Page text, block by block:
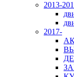
2013-
2017-